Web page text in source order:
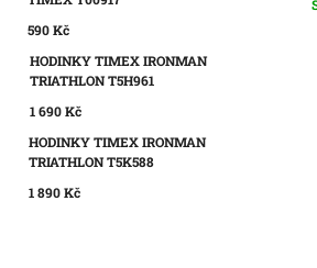
590 Kč
HODINKY TIMEX IRONMAN
TRIATHLON T5H961
1 690 Kč
HODINKY TIMEX IRONMAN
TRIATHLON T5K588
1 890 Kč